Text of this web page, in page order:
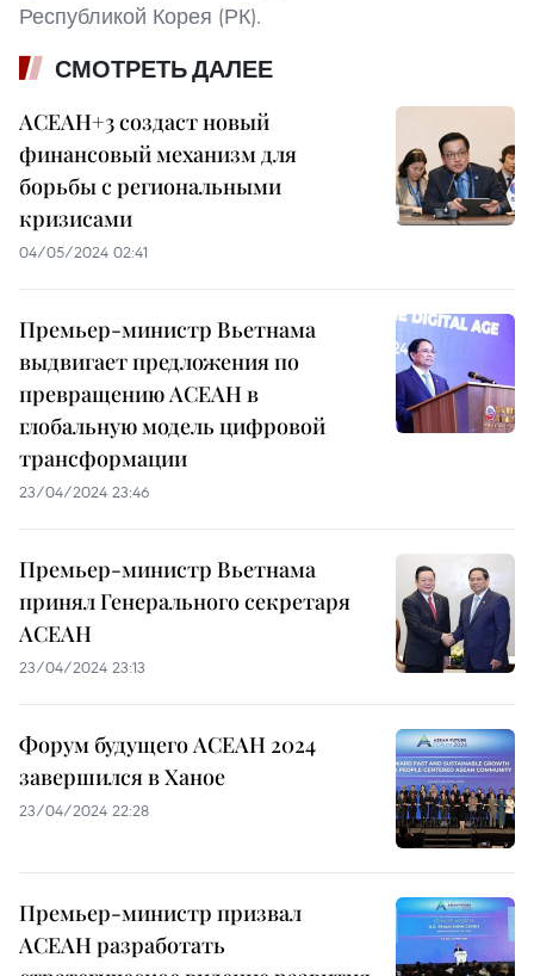
Республикой Корея (РК).
СМОТРЕТЬ ДАЛЕЕ
АСЕАН+3 создаст новый
финансовый механизм для
борьбы с региональными
кризисами
04/05/2024 02:41
Премьер-министр Вьетнама
выдвигает предложения по
превращению АСЕАН в
глобальную модель цифровой
трансформации
23/04/2024 23:46
Премьер-министр Вьетнама
принял Генерального секретаря
АСЕАН
23/04/2024 23:13
Форум будущего АСЕАН 2024
завершился в Ханое
23/04/2024 22:28
Премьер-министр призвал
АСЕАН разработать